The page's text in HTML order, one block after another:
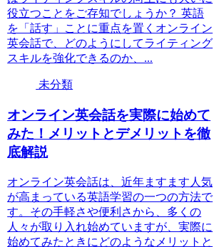
役立つことをご存知でしょうか？ 英語
を「話す」ことに重点を置くオンライン
英会話で、どのようにしてライティング
スキルを強化できるのか、...
未分類
オンライン英会話を実際に始めて
みた！メリットとデメリットを徹
底解説
オンライン英会話は、近年ますます人気
が高まっている英語学習の一つの方法で
す。その手軽さや便利さから、多くの
人々が取り入れ始めていますが、実際に
始めてみたときにどのようなメリットと